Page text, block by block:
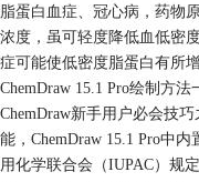
脂蛋白血症、冠心病，药物
浓度，虽可轻度降低血低密
症可能使低密度脂蛋白有所增
ChemDraw 15.1 Pro绘制方法
ChemDraw新手用户必会技
能，ChemDraw 15.1 Pro中
用化学联合会（IUPAC）规